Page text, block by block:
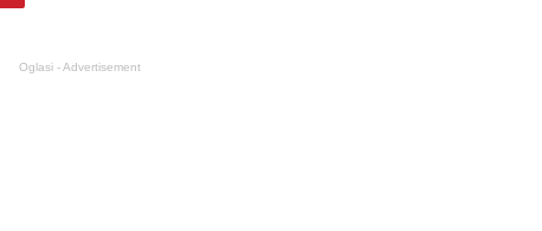
Oglasi - Advertisement